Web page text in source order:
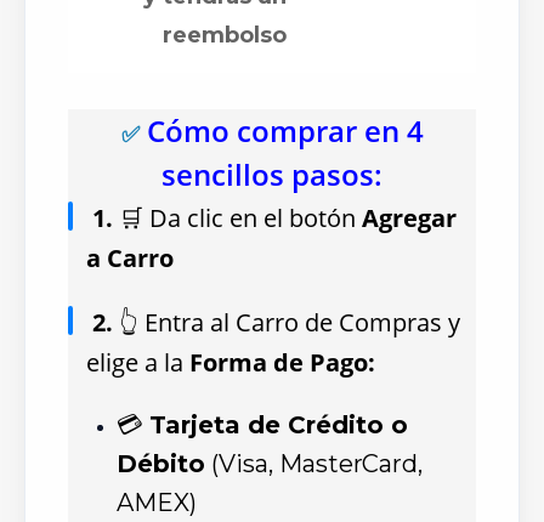
reembolso
✅ Cómo comprar en 4
sencillos pasos:
1. 🛒 Da clic en el botón Agregar
a Carro
2. 👆 Entra al Carro de Compras y
elige a la Forma de Pago:
💳 Tarjeta de Crédito o
Débito (Visa, MasterCard,
AMEX)